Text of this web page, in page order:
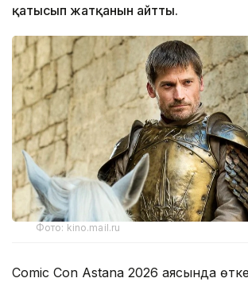
қатысып жатқанын айтты.
Фото: kino.mail.ru
Comic Con Astana 2026 аясында